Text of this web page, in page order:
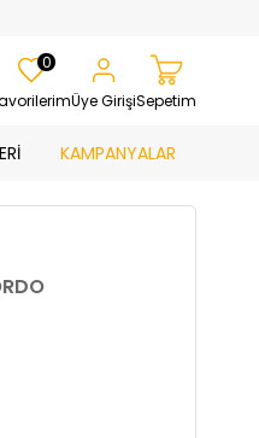
0
Üye GirişiSepetim
KAMPANYALAR